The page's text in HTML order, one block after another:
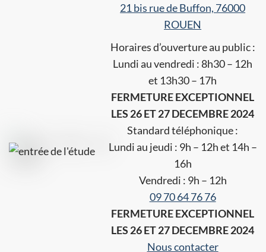
21 bis rue de Buffon, 76000
ROUEN
Horaires d’ouverture au public :
Lundi au vendredi : 8h30 – 12h
et 13h30 – 17h
FERMETURE EXCEPTIONNEL
LES 26 ET 27 DECEMBRE 2024
Standard téléphonique :
Lundi au jeudi : 9h – 12h et 14h –
16h
Vendredi : 9h – 12h
09 70 64 76 76
FERMETURE EXCEPTIONNEL
LES 26 ET 27 DECEMBRE 2024
Nous contacter